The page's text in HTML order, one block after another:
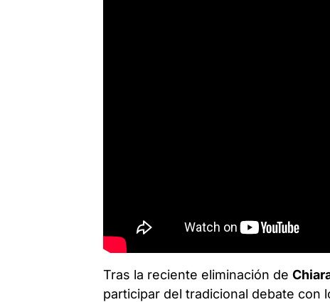
Tras la reciente eliminación de
participar del tradicional debate con